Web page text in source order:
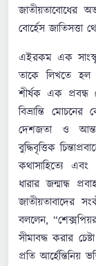
জাতীয়তাবোধের
বোর্হেস জাতিসত্তা
এইরকম এক
তাকে লিখতে
শীর্ষক এক প্রবন্ধ
বিভ্রান্তি
দেশজতা ও
বুদ্ধিবৃত্তিক
কথাসাহিত্যে
ধারার জন্মান্ধ
জাতীয়তাবাদের
বললেন,
সীমাবদ্ধ করার
প্রতি